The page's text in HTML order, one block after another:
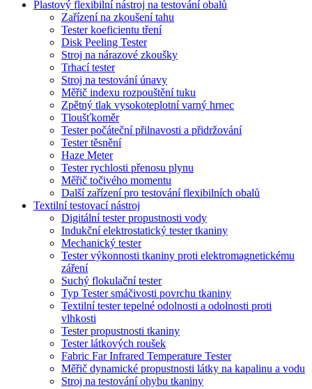
Plastový flexibilní nástroj na testování obalů
Zařízení na zkoušení tahu
Tester koeficientu tření
Disk Peeling Tester
Stroj na nárazové zkoušky
Trhací tester
Stroj na testování únavy
Měřič indexu rozpouštění tuku
Zpětný tlak vysokoteplotní varný hrnec
Tloušťkoměr
Tester počáteční přilnavosti a přidržování
Tester těsnění
Haze Meter
Tester rychlosti přenosu plynu
Měřič točivého momentu
Další zařízení pro testování flexibilních obalů
Textilní testovací nástroj
Digitální tester propustnosti vody
Indukční elektrostatický tester tkaniny
Mechanický tester
Tester výkonnosti tkaniny proti elektromagnetickému
záření
Suchý flokulační tester
Typ Tester smáčivosti povrchu tkaniny
Textilní tester tepelné odolnosti a odolnosti proti
vlhkosti
Tester propustnosti tkaniny
Tester látkových roušek
Fabric Far Infrared Temperature Tester
Měřič dynamické propustnosti látky na kapalinu a vodu
Stroj na testování ohybu tkaniny